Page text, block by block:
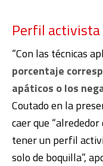
Perfil activista
“Con las técnicas
porcentaje
apáticos o los
Coutado en la
caer que “alrededor
tener un perfil
solo de boquilla”,